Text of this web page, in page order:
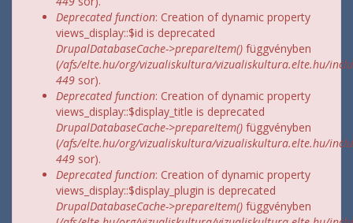
Deprecated function: Creation of dynamic property
views_display::$id is deprecated
DrupalDatabaseCache->prepareItem() függvényben
(/afs/elte.hu/org/vizualiskultura/vizualiskultura.elte.hu/
449 sor).
Deprecated function: Creation of dynamic property
views_display::$display_title is deprecated
DrupalDatabaseCache->prepareItem() függvényben
(/afs/elte.hu/org/vizualiskultura/vizualiskultura.elte.hu/
449 sor).
Deprecated function: Creation of dynamic property
views_display::$display_plugin is deprecated
DrupalDatabaseCache->prepareItem() függvényben